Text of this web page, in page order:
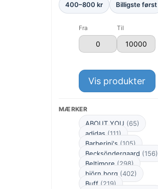
400–800 kr Billigste først
Fra Til
Vis produkter
MÆRKER
ABOUT YOU (65)
adidas (111)
Barberini's (105)
Becksöndergaard (156)
Beltimore (298)
björn borg (402)
Buff (219)